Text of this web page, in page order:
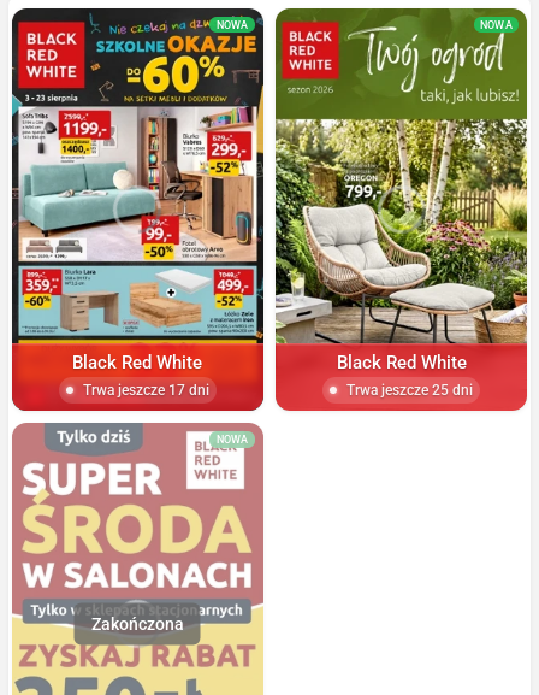
NOWA
Black Red White
Trwa jeszcze 17 dni
NOWA
Black Red White
Trwa jeszcze 25 dni
NOWA